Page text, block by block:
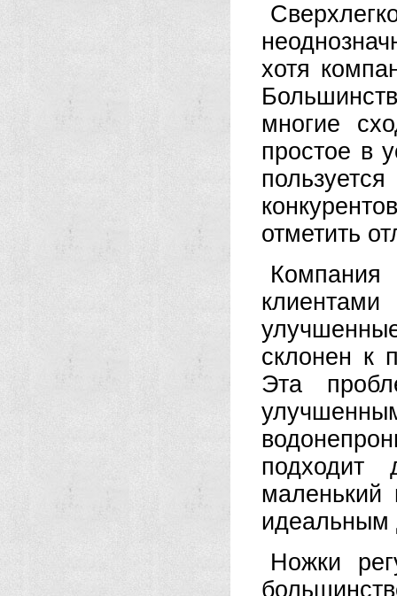
хотя
многие
простое в
отметить
склонен к
Эта
подходит
маленький
идеальным
Ножки